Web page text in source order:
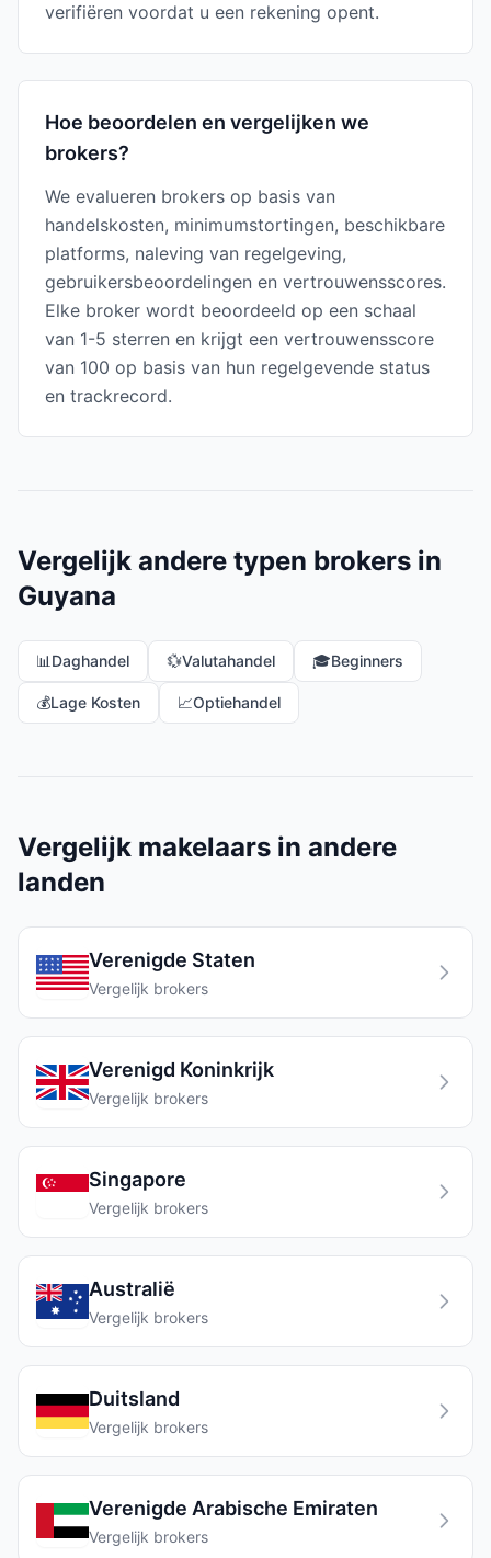
verifiëren voordat u een rekening opent.
Hoe beoordelen en vergelijken we
brokers?
We evalueren brokers op basis van
handelskosten, minimumstortingen, beschikbare
platforms, naleving van regelgeving,
gebruikersbeoordelingen en vertrouwensscores.
Elke broker wordt beoordeeld op een schaal
van 1-5 sterren en krijgt een vertrouwensscore
van 100 op basis van hun regelgevende status
en trackrecord.
Vergelijk andere typen brokers in
Guyana
📊 Daghandel 💱Valutahandel 🎓Beginners
💰Lage Kosten 📈Optiehandel
Vergelijk makelaars in andere
landen
Verenigde Staten
Vergelijk brokers
Verenigd Koninkrijk
Vergelijk brokers
Singapore
Vergelijk brokers
Australië
Vergelijk brokers
Duitsland
Vergelijk brokers
Verenigde Arabische Emiraten
Vergelijk brokers